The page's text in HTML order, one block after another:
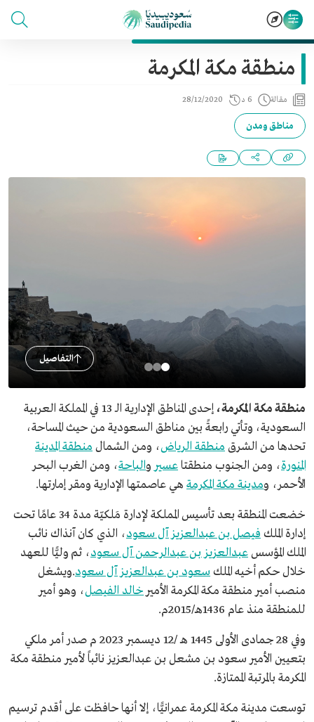
منطقة مكة المكرمة
مقالة 6 د 28/12/2020
مناطق ومدن
التفاصيل
منطقة مكة المكرمة،
إحدى المناطق الإدارية الـ 13 في المملكة العربية
السعودية، وتأتي رابعةً بين مناطق السعودية من حيث المساحة،
تحدها من الشرق منطقة الرياض، ومن الشمال منطقة المدينة
المنورة، ومن الجنوب منطقتاعسير والباحة، ومن الغرب البحر
الأحمر، ومدينة مكة المكرمة هي عاصمتها الإدارية ومقر إمارتها.
خضعت المنطقة بعد تأسيس المملكة لإدارة مَلكيّة مدة 34 عامًا تحت
إدارة الملك فيصل بن عبدالعزيز آل سعود، الذي كان آنذاك نائب
الملك المؤسسعبدالعزيز بن عبدالرحمن آل سعود، ثم وليًّا للعهد
خلال حكم أخيه الملك سعود بن عبدالعزيز آل سعود.ويشغل
منصب أمير منطقة مكة المكرمة الأمير خالد الفيصل، وهو أمير
للمنطقة منذ عام 1436هـ/2015م.
وفي 28 جمادى الأولى 1445 هـ /12 ديسمبر 2023 م صدر أمر ملكي
بتعيين الأمير سعود بن مشعل بن عبدالعزيز نائباً لأمير منطقة مكة
المكرمة بالمرتبة الممتازة.
توسعت مدينة مكة المكرمة عمرانيًّا، إلا أنها حافظت على أقدم ترسيم